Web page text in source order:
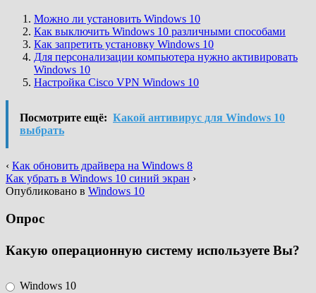
Можно ли установить Windows 10
Как выключить Windows 10 различными способами
Как запретить установку Windows 10
Для персонализации компьютера нужно активировать
Windows 10
Настройка Cisco VPN Windows 10
Посмотрите ещё: Какой антивирус для Windows 10
выбрать
‹ Как обновить драйвера на Windows 8
Как убрать в Windows 10 синий экран ›
Опубликовано в Windows 10
Опрос
Какую операционную систему используете Вы?
Windows 10